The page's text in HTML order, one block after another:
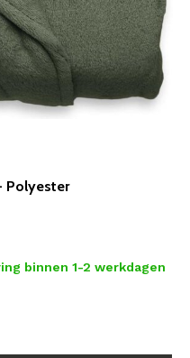
Polyester
binnen 1-2 werkdagen